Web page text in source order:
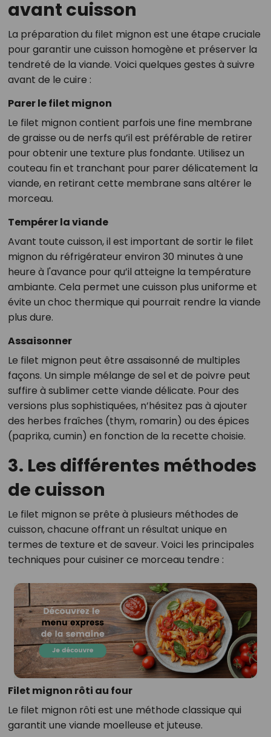
avant cuisson
La préparation du filet mignon est une étape cruciale
pour garantir une cuisson homogène et préserver la
tendreté de la viande. Voici quelques gestes à suivre
avant de le cuire :
Parer le filet mignon
Le filet mignon contient parfois une fine membrane
de graisse ou de nerfs qu’il est préférable de retirer
pour obtenir une texture plus fondante. Utilisez un
couteau fin et tranchant pour parer délicatement la
viande, en retirant cette membrane sans altérer le
morceau.
Tempérer la viande
Avant toute cuisson, il est important de sortir le filet
mignon du réfrigérateur environ 30 minutes à une
heure à l'avance pour qu’il atteigne la température
ambiante. Cela permet une cuisson plus uniforme et
évite un choc thermique qui pourrait rendre la viande
plus dure.
Assaisonner
Le filet mignon peut être assaisonné de multiples
façons. Un simple mélange de sel et de poivre peut
suffire à sublimer cette viande délicate. Pour des
versions plus sophistiquées, n’hésitez pas à ajouter
des herbes fraîches (thym, romarin) ou des épices
(paprika, cumin) en fonction de la recette choisie.
3. Les différentes méthodes
de cuisson
Le filet mignon se prête à plusieurs méthodes de
cuisson, chacune offrant un résultat unique en
termes de texture et de saveur. Voici les principales
techniques pour cuisiner ce morceau tendre :
Filet mignon rôti au four
Le filet mignon rôti est une méthode classique qui
garantit une viande moelleuse et juteuse.